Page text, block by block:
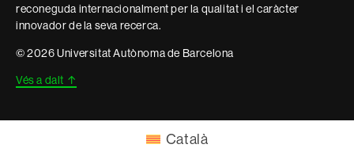
reconeguda internacionalment per la qualitat i el caràcter
innovador de la seva recerca.
© 2026 Universitat Autònoma de Barcelona
Vés a dalt ↑
Català